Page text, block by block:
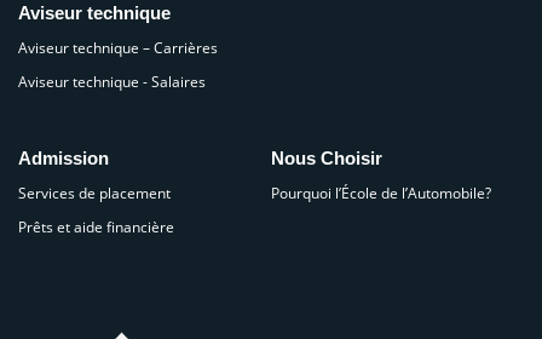
Aviseur technique
Aviseur technique – Carrières
Aviseur technique - Salaires
Admission
Services de placement
Prêts et aide financière
Nous Choisir
Pourquoi l’École de l’Automobile?